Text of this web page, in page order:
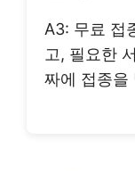
A3: 무료 접
고, 필요한
짜에 접종을